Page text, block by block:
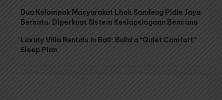
Dua Kelompok Masyarakat Lhok Sandeng Pidie Jaya
Bersatu, Diperkuat Sistem Kesiapsiagaan Bencana
Luxury Villa Rentals in Bali: Build a “Quiet Comfort”
Sleep Plan